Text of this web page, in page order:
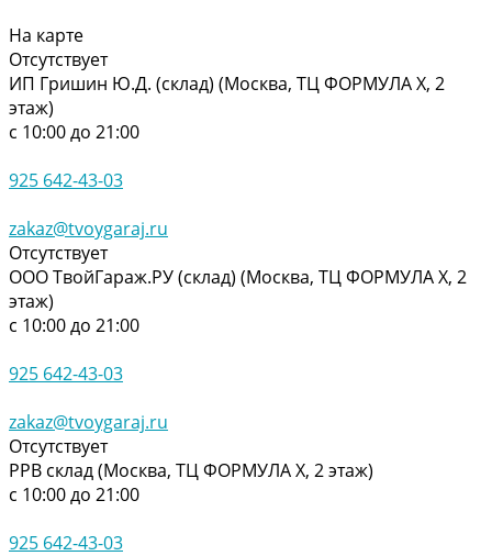
На карте
Отсутствует
ИП Гришин Ю.Д. (склад) (Москва, ТЦ ФОРМУЛА Х, 2
этаж)
с 10:00 до 21:00
925 642-43-03
zakaz@tvoygaraj.ru
Отсутствует
ООО ТвойГараж.РУ (склад) (Москва, ТЦ ФОРМУЛА Х, 2
этаж)
с 10:00 до 21:00
925 642-43-03
zakaz@tvoygaraj.ru
Отсутствует
РРВ склад (Москва, ТЦ ФОРМУЛА Х, 2 этаж)
с 10:00 до 21:00
925 642-43-03